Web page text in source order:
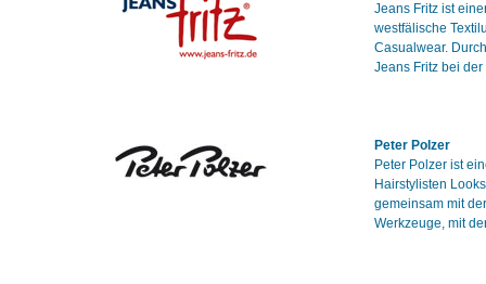
Jeans Fritz ist
westfälische
Casualwear.
Jeans Fritz bei
Peter Polzer
Peter Polzer ist
Hairstylisten
gemeinsam mit
Werkzeuge, mit